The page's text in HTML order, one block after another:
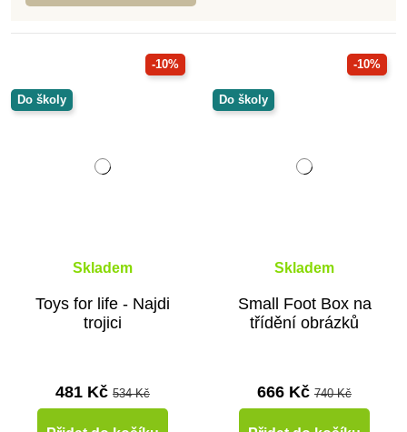
-10%
Do školy
Skladem
Toys for life - Najdi
trojici
481 Kč 534 Kč
-10%
Do školy
Skladem
Small Foot Box na
třídění obrázků
666 Kč 740 Kč